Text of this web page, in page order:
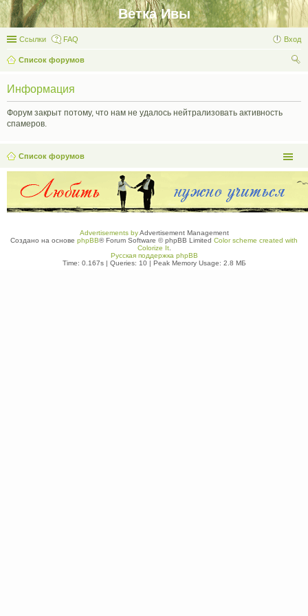
Ветка Ивы
Ссылки FAQ Вход
Список форумов
Информация
Форум закрыт потому, что нам не удалось нейтрализовать активность
спамеров.
Список форумов
Advertisements byAdvertisement Management
Создано на основе phpBB® Forum Software © phpBB Limited Color scheme created with
Colorize It.
Русская поддержка phpBB
Time: 0.167s| Queries: 10| Peak Memory Usage: 2.8 МБ